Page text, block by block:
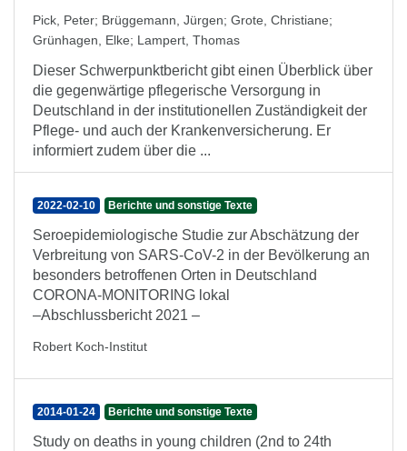
Pick, Peter; Brüggemann, Jürgen; Grote, Christiane;
Grünhagen, Elke; Lampert, Thomas
Dieser Schwerpunktbericht gibt einen Überblick über
die gegenwärtige pflegerische Versorgung in
Deutschland in der institutionellen Zuständigkeit der
Pflege- und auch der Krankenversicherung. Er
informiert zudem über die ...
2022-02-10 Berichte und sonstige Texte
Seroepidemiologische Studie zur Abschätzung der
Verbreitung von SARS-CoV-2 in der Bevölkerung an
besonders betroffenen Orten in Deutschland
CORONA-MONITORING lokal
–Abschlussbericht 2021 –
Robert Koch-Institut
2014-01-24 Berichte und sonstige Texte
Study on deaths in young children (2nd to 24th